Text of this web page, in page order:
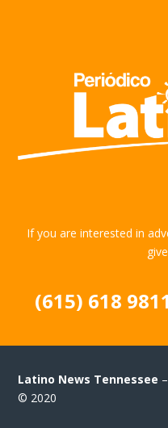
If you are interested in
(615) 618
Latino News Tennessee
© 2020